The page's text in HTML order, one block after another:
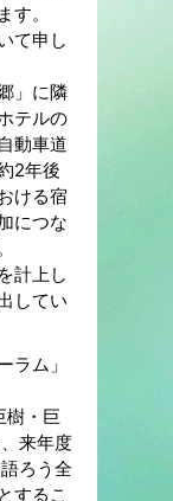
す。
て申し
」に隣
テルの
動車道
2年後
ける宿
につな
計上し
してい
ム」
樹・巨
来年度
ろう全
するこ